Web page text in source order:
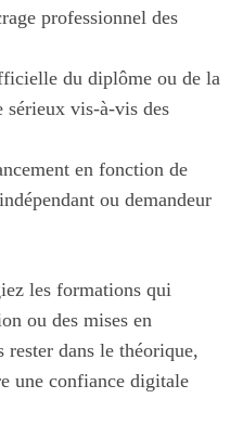
professionnel des
du diplôme ou de la
vis-à-vis des
en fonction de
ou demandeur
les formations qui
ou des mises en
rester dans le théorique,
une confiance digitale